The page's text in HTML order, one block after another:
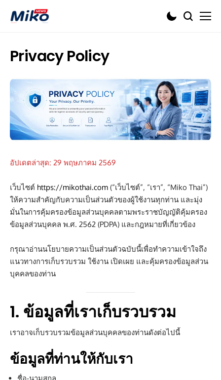
Privacy Policy
อัปเดตล่าสุด: 29 พฤษภาคม 2569
เว็บไซต์ https://mikothai.com (“เว็บไซต์”, “เรา”, “Miko Thai”)
ให้ความสำคัญกับความเป็นส่วนตัวของผู้ใช้งานทุกท่าน และมุ่ง
มั่นในการคุ้มครองข้อมูลส่วนบุคคลตามพระราชบัญญัติคุ้มครอง
ข้อมูลส่วนบุคคล พ.ศ. 2562 (PDPA) และกฎหมายที่เกี่ยวข้อง
กรุณาอ่านนโยบายความเป็นส่วนตัวฉบับนี้เพื่อทำความเข้าใจถึง
แนวทางการเก็บรวบรวม ใช้งาน เปิดเผย และคุ้มครองข้อมูลส่วน
บุคคลของท่าน
1. ข้อมูลที่เราเก็บรวบรวม
เราอาจเก็บรวบรวมข้อมูลส่วนบุคคลของท่านดังต่อไปนี้
ข้อมูลที่ท่านให้กับเรา
ชื่อ-นามสกุล